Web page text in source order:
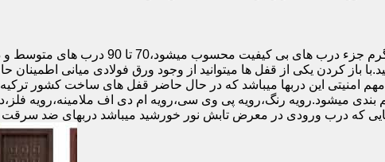
باز کردن یکی از قفل ها میتوانید از وجود ورق فولادی میانی اطمینان
امنیتی این دربها میباشد که در حال حاضر قفل های ساخت کشور
های موجود در بازار در حالت کلی به 4 دسته تقسیم بندی میشود.رویه رنگ،رویه پی وی سی،رویه ام دی
که درب ورودی در معرض تابش نور خورشید میباشد دربهای ضد سرقت